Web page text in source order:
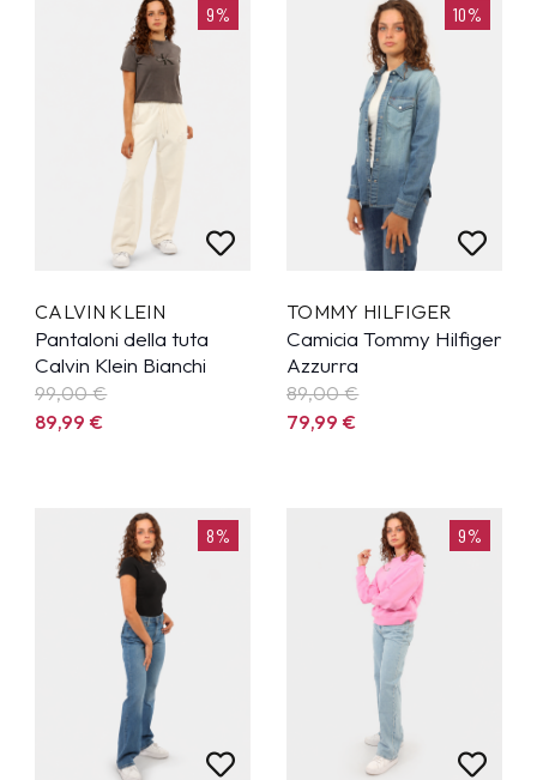
9%
CALVIN KLEIN
Pantaloni della tuta
Calvin Klein Bianchi
99,00 €
89,99€
10%
TOMMY HILFIGER
Camicia Tommy Hilfiger
Azzurra
89,00 €
79,99€
8% 9%